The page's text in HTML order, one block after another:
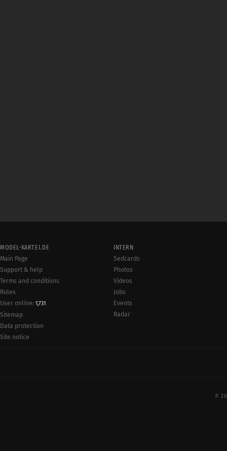
MODEL-KARTEI.DE
Main Page
Support & help
Terms and conditions
Rules
User online: 1,731
Sitemap
Data protection
Site notice
INTERN
Sedcards
Photos
Videos
Jobs
Events
Radar
©